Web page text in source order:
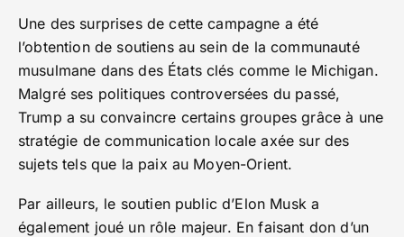
Une des surprises de cette campagne a été
l’obtention de soutiens au sein de la communauté
musulmane dans des États clés comme le Michigan.
Malgré ses politiques controversées du passé,
Trump a su convaincre certains groupes grâce à une
stratégie de communication locale axée sur des
sujets tels que la paix au Moyen-Orient.
Par ailleurs, le soutien public d’Elon Musk a
également joué un rôle majeur. En faisant don d’un